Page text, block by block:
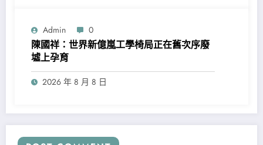
Admin 0
陳國祥：世界新億嵐工學椅局正在舊次序廢
墟上孕育
2026 年 8 月 8 日